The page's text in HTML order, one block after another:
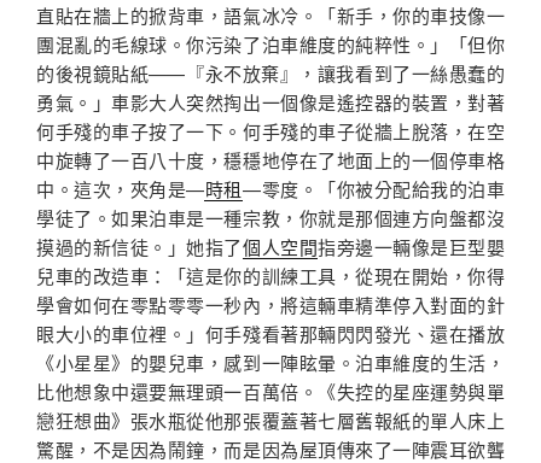
直貼在牆上的掀背車，語氣冰冷。「新手，你的車技像一
團混亂的毛線球。你污染了泊車維度的純粹性。」「但你
的後視鏡貼紙——『永不放棄』，讓我看到了一絲愚蠢的
勇氣。」車影大人突然掏出一個像是遙控器的裝置，對著
何手殘的車子按了一下。何手殘的車子從牆上脫落，在空
中旋轉了一百八十度，穩穩地停在了地面上的一個停車格
中。這次，夾角是—時租—零度。「你被分配給我的泊車
學徒了。如果泊車是一種宗教，你就是那個連方向盤都沒
摸過的新信徒。」她指了個人空間指旁邊一輛像是巨型嬰
兒車的改造車：「這是你的訓練工具，從現在開始，你得
學會如何在零點零零一秒內，將這輛車精準停入對面的針
眼大小的車位裡。」何手殘看著那輛閃閃發光、還在播放
《小星星》的嬰兒車，感到一陣眩暈。泊車維度的生活，
比他想象中還要無理頭一百萬倍。《失控的星座運勢與單
戀狂想曲》張水瓶從他那張覆蓋著七層舊報紙的單人床上
驚醒，不是因為鬧鐘，而是因為屋頂傳來了一陣震耳欲聾